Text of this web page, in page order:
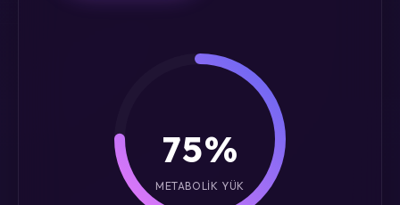
75%
METABOLIK YÜK